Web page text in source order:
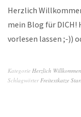
Herzlich
mein Blog für DICH!
vorlesen lassen ;-))
Kategorie Herzlich Willkommen
Schlagwörter Freitextkatze